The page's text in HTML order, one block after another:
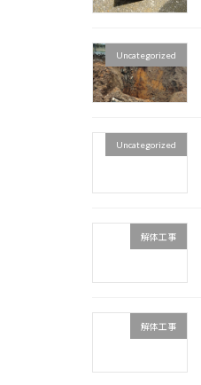
Uncategorized
Uncategorized
解体工事
解体工事